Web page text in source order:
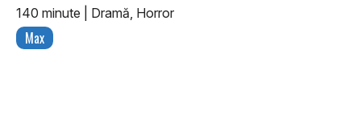
140 minute
Dramă, Horror
Max